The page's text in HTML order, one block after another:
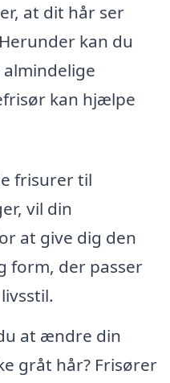
at dit hår ser
kan du
kan hjælpe
frisurer til
vil din
at give dig den
form, der passer
at ændre din
gråt hår? Frisører